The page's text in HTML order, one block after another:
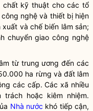
kỹ thuật cho các tổ
nghệ và thiết bị hiện
xuất và chế biến lâm sản;
chuyển giao công nghệ
từ trung ương đến các
ha rừng và đất lâm
các cấp. Các xã nhiều
hoặc kiêm nhiệm.
Nhà nước khó tiếp cận,